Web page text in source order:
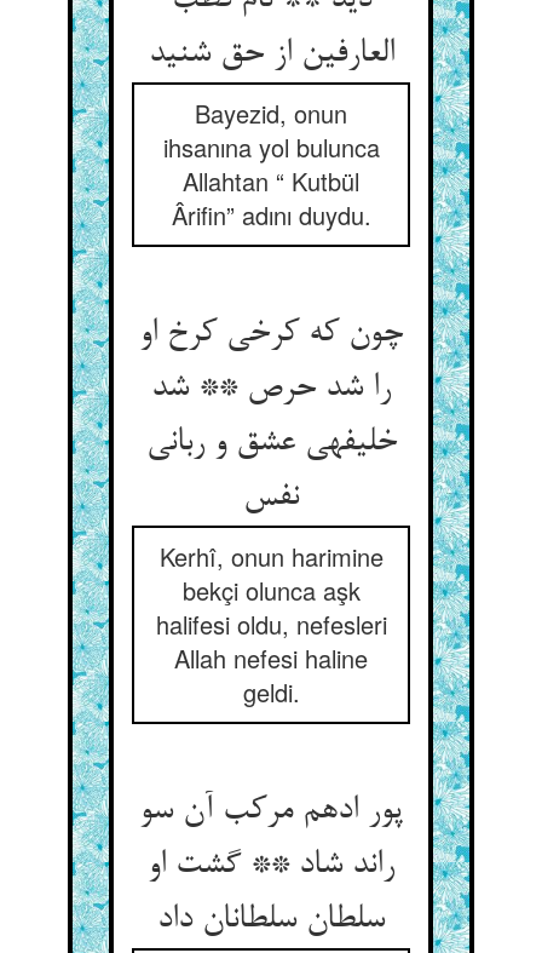
العارفین از حق شنید
Bayezid, onun
ihsanına yol bulunca
Allahtan “ Kutbül
Ârifin” adını duydu.
چون که کرخی کرخ او
را شد حرص ** شد
خلیفه‏ی عشق و ربانی
نفس‏
Kerhî, onun harimine
bekçi olunca aşk
halifesi oldu, nefesleri
Allah nefesi haline
geldi.
پور ادهم مرکب آن سو
راند شاد ** گشت او
سلطان سلطانان داد